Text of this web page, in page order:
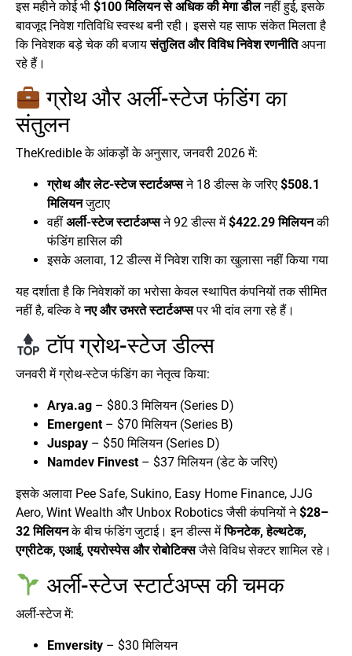
इस महीने कोई भी $100 मिलियन से अधिक की मेगा डीलनहीं हुई, इसके
बावजूद निवेश गतिविधि स्वस्थ बनी रही। इससे यह साफ संकेत मिलता है
कि निवेशक बड़े चेक की बजायसंतुलित और विविध निवेश रणनीतिअपना
रहे हैं।
ग्रोथ और अर्ली-स्टेज फंडिंग का
संतुलन
TheKredible के आंकड़ों के अनुसार, जनवरी 2026 में:
ग्रोथ और लेट-स्टेज स्टार्टअप्सने 18 डील्स के जरिए $508.1
मिलियनजुटाए
वहींअर्ली-स्टेज स्टार्टअप्सने 92 डील्स में$422.29 मिलियनकी
फंडिंग हासिल की
इसके अलावा, 12 डील्स में निवेश राशि का खुलासा नहीं किया गया
यह दर्शाता है कि निवेशकों का भरोसा केवल स्थापित कंपनियों तक सीमित
नहीं है, बल्कि वेनए और उभरते स्टार्टअप्सपर भी दांव लगा रहे हैं।
टॉप ग्रोथ-स्टेज डील्स
जनवरी में ग्रोथ-स्टेज फंडिंग का नेतृत्व किया:
Arya.ag – $80.3 मिलियन (Series D)
Emergent – $70 मिलियन (Series B)
Juspay – $50 मिलियन (Series D)
Namdev Finvest – $37 मिलियन (डेट के जरिए)
इसके अलावा Pee Safe, Sukino, Easy Home Finance, JJG
Aero, Wint Wealth और Unbox Robotics जैसी कंपनियों ने$28–
32 मिलियनके बीच फंडिंग जुटाई। इन डील्स मेंफिनटेक, हेल्थटेक,
एग्रीटेक, एआई, एयरोस्पेस और रोबोटिक्सजैसे विविध सेक्टर शामिल रहे।
अर्ली-स्टेज स्टार्टअप्स की चमक
अर्ली-स्टेज में:
Emversity – $30 मिलियन